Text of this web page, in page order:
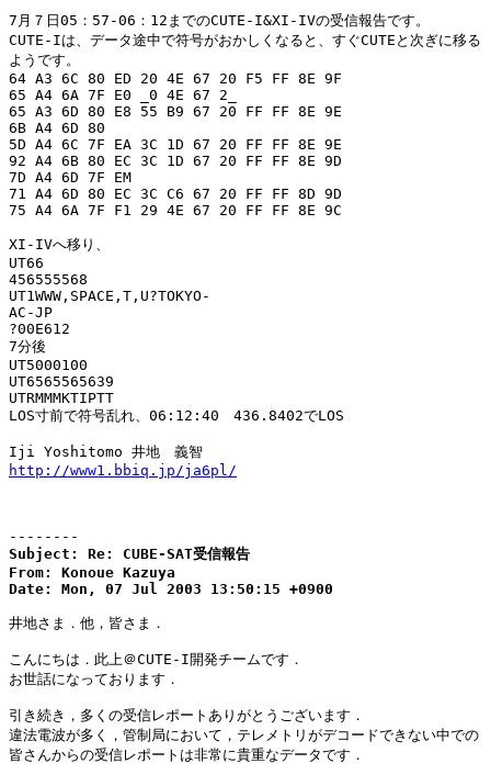
7月７日05：57-06：12までのCUTE-I&XI-IVの受信報告です。
CUTE-Iは、データ途中で符号がおかしくなると、すぐCUTEと次ぎに移る
ようです。
64 A3 6C 80 ED 20 4E 67 20 F5 FF 8E 9F
65 A4 6A 7F E0 _0 4E 67 2_
65 A3 6D 80 E8 55 B9 67 20 FF FF 8E 9E
6B A4 6D 80
5D A4 6C 7F EA 3C 1D 67 20 FF FF 8E 9E
92 A4 6B 80 EC 3C 1D 67 20 FF FF 8E 9D
7D A4 6D 7F EM
71 A4 6D 80 EC 3C C6 67 20 FF FF 8D 9D
75 A4 6A 7F F1 29 4E 67 20 FF FF 8E 9C
XI-IVへ移り、
UT66
456555568
UT1WWW,SPACE,T,U?TOKYO-
AC-JP
?00E612
7分後
UT5000100
UT6565565639
UTRMMMKTIPTT
LOS寸前で符号乱れ、06:12:40　436.8402でLOS
http://www1.bbiq.jp/ja6pl/
--------
Subject: Re: CUBE-SAT受信報告
From: Konoue Kazuya
Date: Mon, 07 Jul 2003 13:50:15 +0900
井地さま．他，皆さま．
こんにちは．此上＠CUTE-I開発チームです．
お世話になっております．
引き続き，多くの受信レポートありがとうございます．
違法電波が多く，管制局において，テレメトリがデコードできない中での
皆さんからの受信レポートは非常に貴重なデータです．